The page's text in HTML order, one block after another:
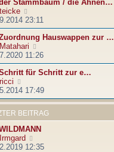
i
t
r
a
g
e
r
B
e
i
t
r
a
Stammbaum / die Ahnen…
teicke
e
u
e
s
t
e
r
e
i
t
r
a
g
23:11
Hauswappen zur …
Matahari
e
u
e
t
e
B
e
i
t
11:26
für Schritt zur e…
ricci
e
u
e
s
t
e
r
17:49
BEITRAG
Irmgard
e
12:35